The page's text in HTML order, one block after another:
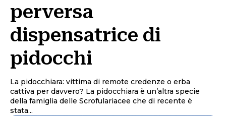
perversa
dispensatrice di
pidocchi
La pidocchiara: vittima di remote credenze o erba
cattiva per davvero? La pidocchiara è un’altra specie
della famiglia delle Scrofulariacee che di recente è
stata...